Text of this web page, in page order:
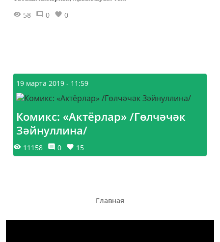
58 0 0
19 марта 2019 - 11:59
Комикс: «Актёрлар» /Гөлчәчәк
Зәйнуллина/
11158 0 15
Главная